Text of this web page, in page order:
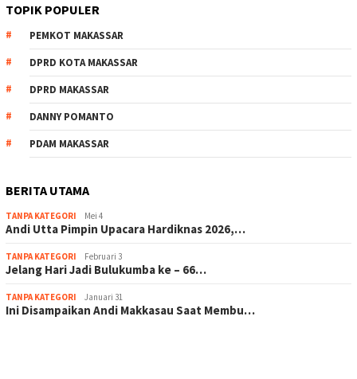
TOPIK POPULER
PEMKOT MAKASSAR
DPRD KOTA MAKASSAR
DPRD MAKASSAR
DANNY POMANTO
PDAM MAKASSAR
BERITA UTAMA
TANPA KATEGORI Mei 4
Andi Utta Pimpin Upacara Hardiknas 2026,…
TANPA KATEGORI Februari 3
Jelang Hari Jadi Bulukumba ke – 66…
TANPA KATEGORI Januari 31
Ini Disampaikan Andi Makkasau Saat Membu…